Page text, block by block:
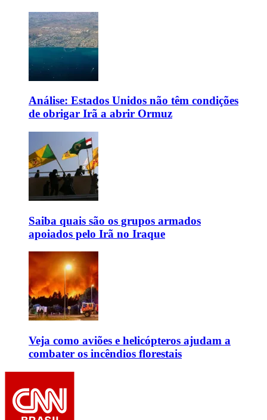
Análise: Estados Unidos não têm condições
de obrigar Irã a abrir Ormuz
Saiba quais são os grupos armados
apoiados pelo Irã no Iraque
Veja como aviões e helicópteros ajudam a
combater os incêndios florestais